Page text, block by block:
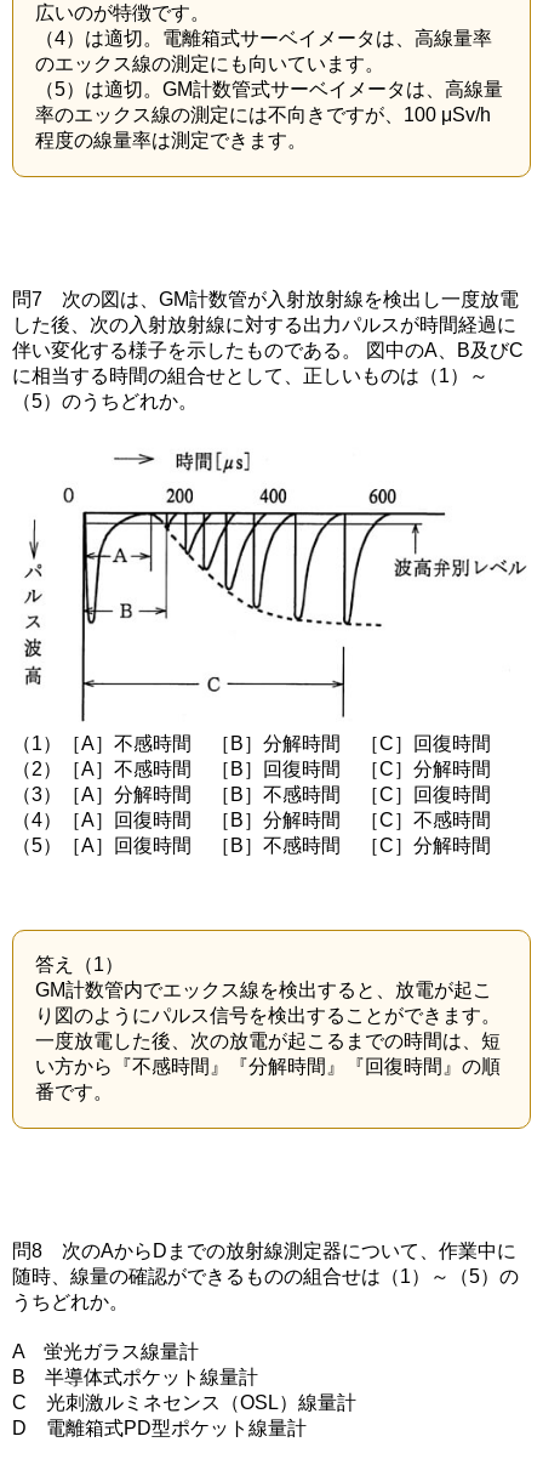
広いのが特徴です。
（4）は適切。電離箱式サーベイメータは、高線量率
のエックス線の測定にも向いています。
（5）は適切。GM計数管式サーベイメータは、高線量
率のエックス線の測定には不向きですが、100 μSv/h
程度の線量率は測定できます。
問7 次の図は、GM計数管が入射放射線を検出し一度放電
した後、次の入射放射線に対する出力パルスが時間経過に
伴い変化する様子を示したものである。 図中のA、B及びC
に相当する時間の組合せとして、正しいものは（1）～
（5）のうちどれか。
（1）［A］不感時間 ［B］分解時間 ［C］回復時間
（2）［A］不感時間 ［B］回復時間 ［C］分解時間
（3）［A］分解時間 ［B］不感時間 ［C］回復時間
（4）［A］回復時間 ［B］分解時間 ［C］不感時間
（5）［A］回復時間 ［B］不感時間 ［C］分解時間
答え（1）
GM計数管内でエックス線を検出すると、放電が起こ
り図のようにパルス信号を検出することができます。
一度放電した後、次の放電が起こるまでの時間は、短
い方から『不感時間』『分解時間』『回復時間』の順
番です。
問8 次のAからDまでの放射線測定器について、作業中に
随時、線量の確認ができるものの組合せは（1）～（5）の
うちどれか。
A 蛍光ガラス線量計
B 半導体式ポケット線量計
C 光刺激ルミネセンス（OSL）線量計
D 電離箱式PD型ポケット線量計